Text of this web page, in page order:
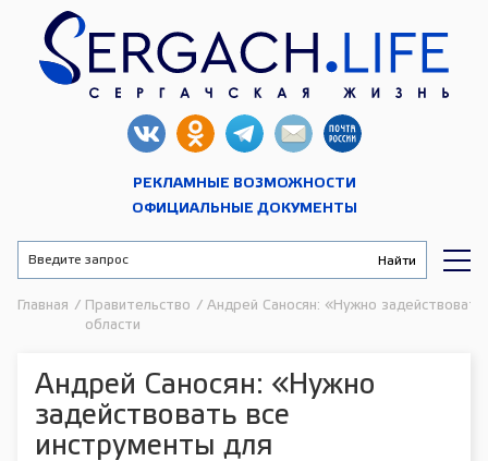
РЕКЛАМНЫЕ ВОЗМОЖНОСТИ
ОФИЦИАЛЬНЫЕ ДОКУМЕНТЫ
Главная /
Правительство
области
/ Андрей Саносян: «Нужно
Андрей Саносян: «Нужно
задействовать все
инструменты для